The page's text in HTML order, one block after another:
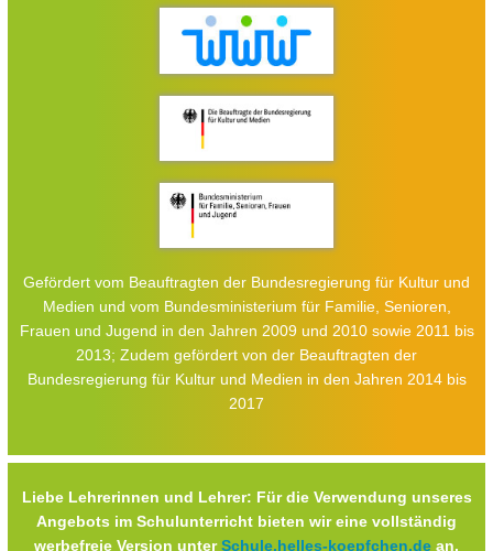
Gefördert vom Beauftragten der Bundesregierung für Kultur und
Medien und vom Bundesministerium für Familie, Senioren,
Frauen und Jugend in den Jahren 2009 und 2010 sowie 2011 bis
2013; Zudem gefördert von der Beauftragten der
Bundesregierung für Kultur und Medien in den Jahren 2014 bis
2017
Liebe Lehrerinnen und Lehrer: Für die Verwendung unseres
Angebots im Schulunterricht bieten wir eine vollständig
werbefreie Version unterSchule.helles-koepfchen.de an.